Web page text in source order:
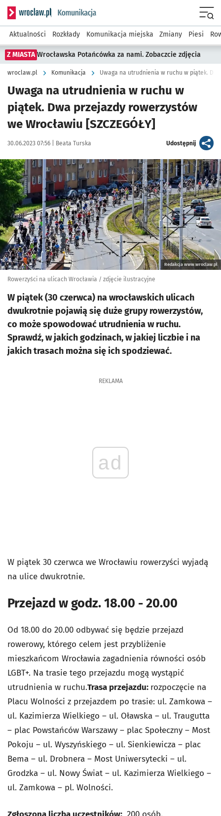
Serwis informacyjny wroclaw.pl podserwis: Komunikacja
Aktualności Rozkłady Komunikacja miejska Zmiany Piesi
Z MIASTA Wrocławska Potańcówka za nami. Zobaczcie zdjęcia
wroclaw.pl Komunikacja
Uwaga na utrudnienia w ruchu w
piątek. Dwa przejazdy rowerzystów
we Wrocławiu [SZCZEGÓŁY]
Data publikacji:
30.06.2023 07:56 | Autor:
Beata Turska Udostępnijartykuł
Kliknij, aby powiększyć
Redakcja www.wroclaw.pl
Rowerzyści na ulicach Wrocławia / zdjęcie ilustracyjne
W piątek (30 czerwca) na wrocławskich ulicach
dwukrotnie pojawią się duże grupy rowerzystów,
co może spowodować utrudnienia w ruchu.
Sprawdź, w jakich godzinach, w jakiej liczbie i na
jakich trasach można się ich spodziewać.
REKLAMA
ad
W piątek 30 czerwca we Wrocławiu rowerzyści wyjadą
na ulice dwukrotnie.
Przejazd w godz. 18.00 - 20.00
Od 18.00 do 20.00 odbywać się będzie przejazd
rowerowy, którego celem jest przybliżenie
mieszkańcom Wrocławia zagadnienia równości osób
LGBT+. Na trasie tego przejazdu mogą wystąpić
utrudnienia w ruchu.Trasa przejazdu: rozpoczęcie na
Placu Wolności z przejazdem po trasie: ul. Zamkowa –
ul. Kazimierza Wielkiego – ul. Oławska – ul. Traugutta
– plac Powstańców Warszawy – plac Społeczny – Most
Pokoju – ul. Wyszyńskiego – ul. Sienkiewicza – plac
Bema – ul. Drobnera – Most Uniwersytecki – ul.
Grodzka – ul. Nowy Świat – ul. Kazimierza Wielkiego –
ul. Zamkowa – pl. Wolności.